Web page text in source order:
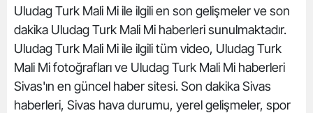
Uludag Turk Mali Mi ile ilgili en son gelişmeler ve son
dakika Uludag Turk Mali Mi haberleri sunulmaktadır.
Uludag Turk Mali Mi ile ilgili tüm video, Uludag Turk
Mali Mi fotoğrafları ve Uludag Turk Mali Mi haberleri
Sivas'ın en güncel haber sitesi. Son dakika Sivas
haberleri, Sivas hava durumu, yerel gelişmeler, spor